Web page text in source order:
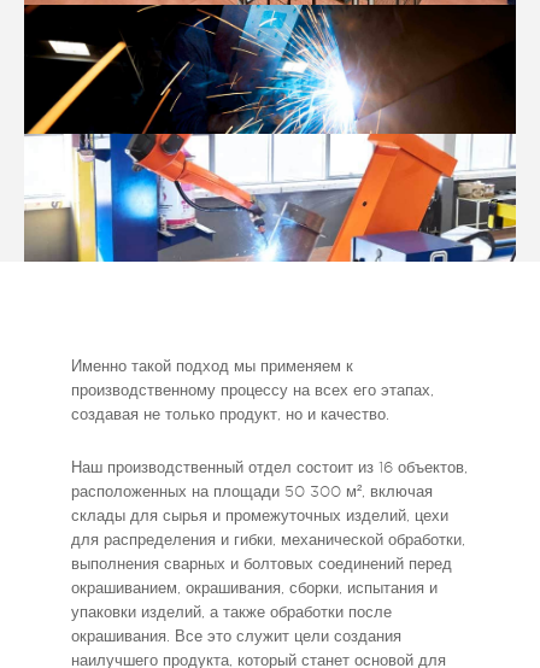
Именно такой подход мы применяем к
производственному процессу на всех его этапах,
создавая не только продукт, но и качество.
Наш производственный отдел состоит из 16 объектов,
расположенных на площади 50 300 м², включая
склады для сырья и промежуточных изделий, цехи
для распределения и гибки, механической обработки,
выполнения сварных и болтовых соединений перед
окрашиванием, окрашивания, сборки, испытания и
упаковки изделий, а также обработки после
окрашивания. Все это служит цели создания
наилучшего продукта, который станет основой для